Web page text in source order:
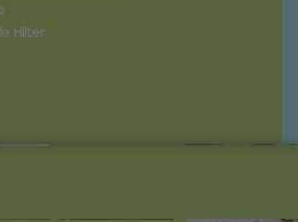
Hilter